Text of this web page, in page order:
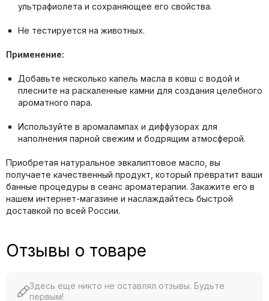
ультрафиолета и сохраняющее его свойства.
Не тестируется на животных.
Применение:
Добавьте несколько капель масла в ковш с водой и
плесните на раскаленные камни для создания целебного
ароматного пара.
Используйте в аромалампах и диффузорах для
наполнения парной свежим и бодрящим атмосферой.
Приобретая натуральное эвкалиптовое масло, вы
получаете качественный продукт, который превратит ваши
банные процедуры в сеанс ароматерапии. Закажите его в
нашем интернет-магазине и наслаждайтесь быстрой
доставкой по всей России.
Отзывы о товаре
Здесь еще никто не оставлял отзывы. Будьте
первым!